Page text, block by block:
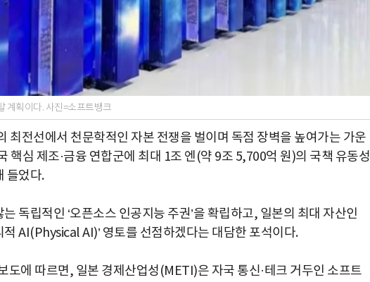
계획이다. 사진=소프트뱅크
최전선에서 천문학적인 자본 전쟁을 벌이며 독점 장벽을 높여가는 가운
핵심 제조·금융 연합군에 최대 1조 엔(약 9조 5,700억 원)의 국책 유동성
들었다.
독립적인 ‘오픈소스 인공지능 주권’을 확립하고, 일본의 최대 자산인
AI(Physical AI)’ 영토를 선점하겠다는 대담한 포석이다.
에 따르면, 일본 경제산업성(METI)은 자국 통신·테크 거두인 소프트